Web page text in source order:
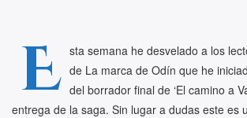
E sta semana he desvelado a los
de La marca de Odín que he
del borrador final de ‘El camino a
entrega de la saga. Sin lugar a dudas este es